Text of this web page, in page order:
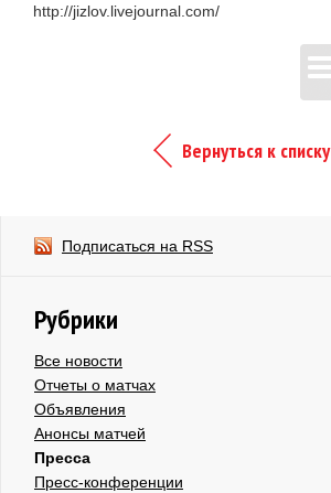
http://jizlov.livejournal.com/
Вернуться к списку
Подписаться на RSS
Рубрики
Все новости
Отчеты о матчах
Объявления
Анонсы матчей
Пресса
Пресс-конференции